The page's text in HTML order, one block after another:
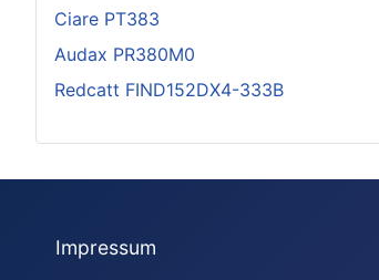
Ciare PT383
Audax PR380M0
Redcatt FIND152DX4-333B
Impressum